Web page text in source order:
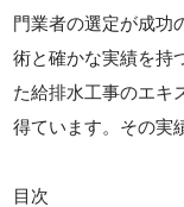
門業者の選定が成功
術と確かな実績を持
た給排水工事のエキ
得ています。その実
目次